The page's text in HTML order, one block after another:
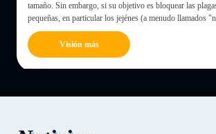
tamaño. Sin embargo, si su objetivo es bloquear las
pequeñas, en particular los jejénes (a menudo llamados
flebótomos)...
Visión más